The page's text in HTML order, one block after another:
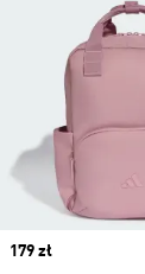
Price
179 zł